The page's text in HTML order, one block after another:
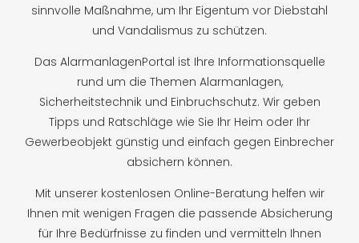
sinnvolle Maßnahme, um Ihr Eigentum vor Diebstahl
und Vandalismus zu schützen.
Das AlarmanlagenPortal ist Ihre Informationsquelle
rund um die Themen Alarmanlagen,
Sicherheitstechnik und Einbruchschutz. Wir geben
Tipps und Ratschläge wie Sie Ihr Heim oder Ihr
Gewerbeobjekt günstig und einfach gegen Einbrecher
absichern können.
Mit unserer kostenlosen Online-Beratung helfen wir
Ihnen mit wenigen Fragen die passende Absicherung
für Ihre Bedürfnisse zu finden und vermitteln Ihnen